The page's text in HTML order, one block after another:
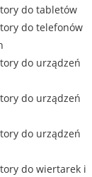
do tabletów
do telefonów
do urządzeń
do urządzeń
do urządzeń
do wiertarek i